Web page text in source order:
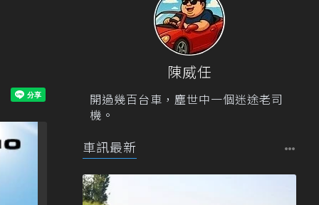
陳威任
開過幾百台車，塵世中一個迷途老司
機。
車訊最新